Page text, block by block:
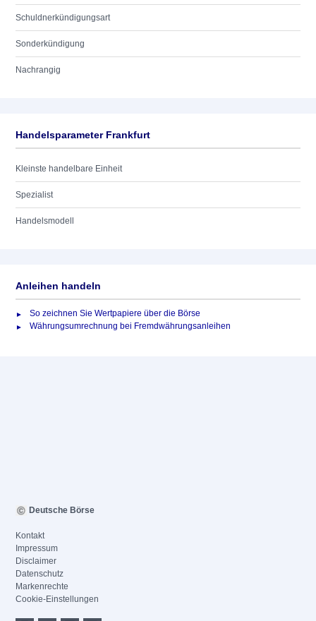
Schuldnerkündigungsart
Sonderkündigung
Nachrangig
Handelsparameter Frankfurt
Kleinste handelbare Einheit
Spezialist
Handelsmodell
Anleihen handeln
So zeichnen Sie Wertpapiere über die Börse
Währungsumrechnung bei Fremdwährungsanleihen
Deutsche Börse
Kontakt
Impressum
Disclaimer
Datenschutz
Markenrechte
Cookie-Einstellungen